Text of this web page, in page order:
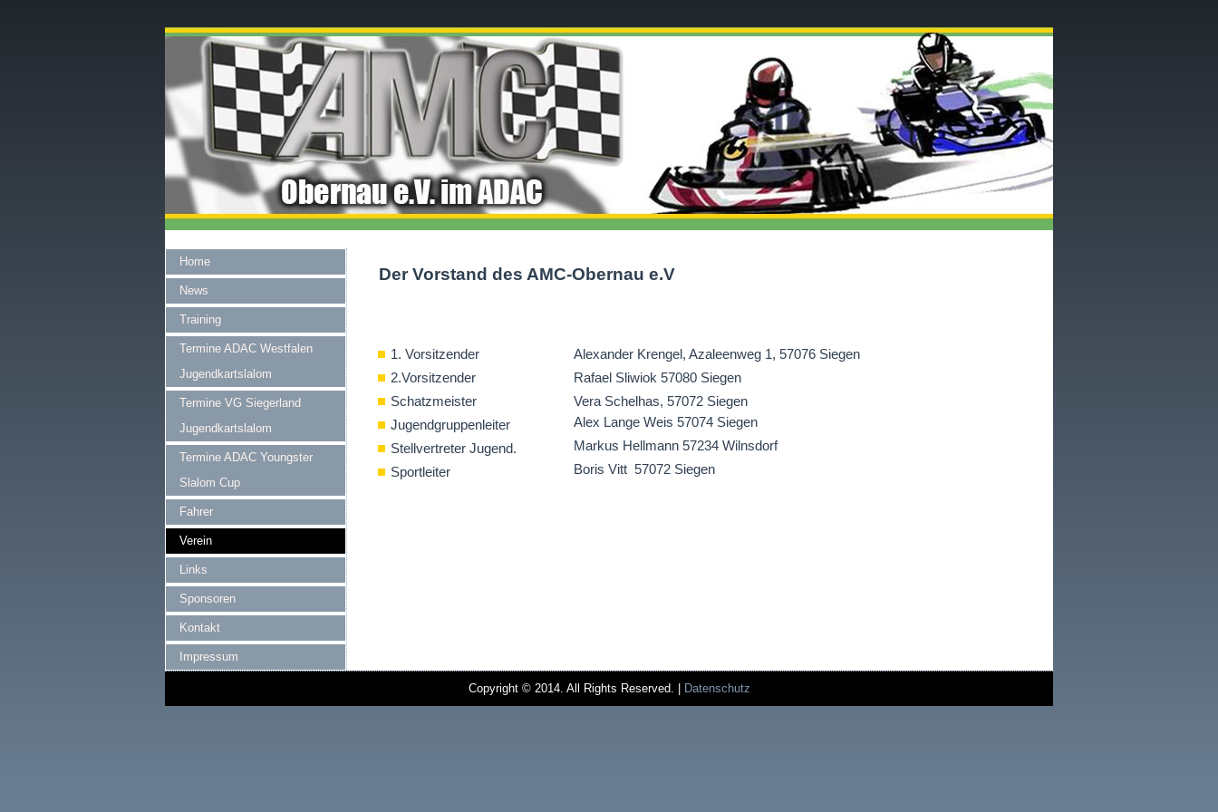
Home
News
Training
Termine ADAC Westfalen
Jugendkartslalom
Termine VG Siegerland
Jugendkartslalom
Termine ADAC Youngster
Slalom Cup
Fahrer
Verein
Links
Sponsoren
Kontakt
Impressum
Der Vorstand des AMC-Obernau e.V
1. Vorsitzender
2.Vorsitzender
Schatzmeister
Jugendgruppenleiter
Stellvertreter Jugend.
Sportleiter
Alexander Krengel, Azaleenweg 1, 57076 Siegen
Rafael Sliwiok 57080 Siegen
Vera Schelhas, 57072 Siegen
Alex Lange Weis 57074 Siegen
Markus Hellmann 57234 Wilnsdorf
Boris Vitt 57072 Siegen
Copyright © 2014. All Rights Reserved. | Datenschutz